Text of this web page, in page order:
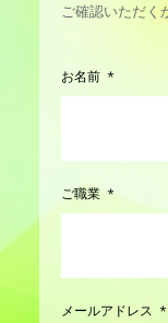
ご確認いただく
お名前
ご職業
メールアドレス